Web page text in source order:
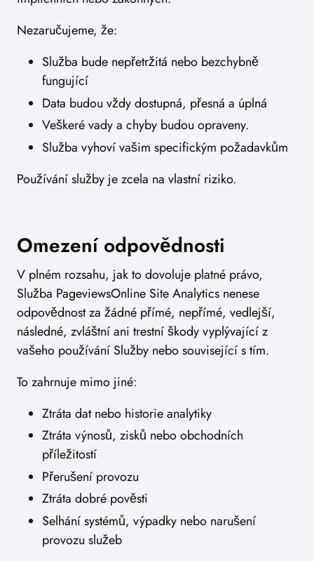
Nezaručujeme, že:
Služba bude nepřetržitá nebo bezchybně
fungující
Data budou vždy dostupná, přesná a úplná
Veškeré vady a chyby budou opraveny.
Služba vyhoví vašim specifickým požadavkům
Používání služby je zcela na vlastní riziko.
Omezení odpovědnosti
V plném rozsahu, jak to dovoluje platné právo,
Služba PageviewsOnline Site Analytics nenese
odpovědnost za žádné přímé, nepřímé, vedlejší,
následné, zvláštní ani trestní škody vyplývající z
vašeho používání Služby nebo související s tím.
To zahrnuje mimo jiné:
Ztráta dat nebo historie analytiky
Ztráta výnosů, zisků nebo obchodních
příležitostí
Přerušení provozu
Ztráta dobré pověsti
Selhání systémů, výpadky nebo narušení
provozu služeb